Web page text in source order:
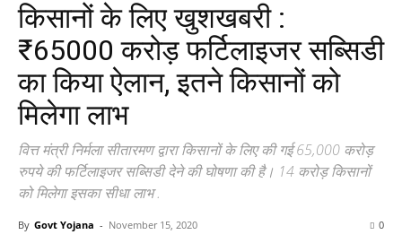
किसानों के लिए खुशखबरी :
₹65000 करोड़ फर्टिलाइजर सब्सिडी
का किया ऐलान, इतने किसानों को
मिलेगा लाभ
वित्त मंत्री निर्मला सीतारमण द्वारा किसानों के लिए की गई 65,000 करोड़
रुपये की फर्टिलाइजर सब्सिडी देने की घोषणा की है। 14 करोड़ किसानों
को मिलेगा इसका सीधा लाभ .
By Govt Yojana - November 15, 2020 0